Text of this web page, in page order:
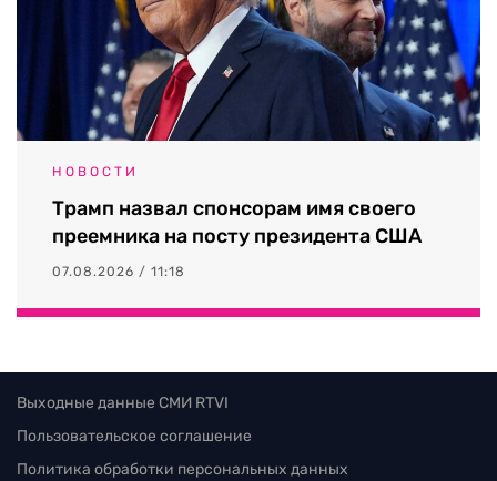
НОВОСТИ
Трамп назвал спонсорам имя своего
преемника на посту президента США
07.08.2026 / 11:18
Выходные данные СМИ RTVI
Пользовательское соглашение
Политика обработки персональных данных